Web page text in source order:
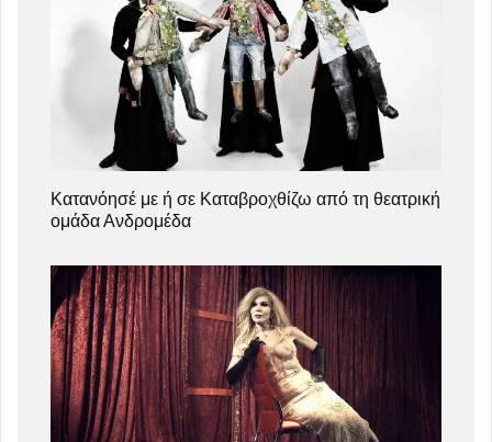
Κατανόησέ με ή σε Καταβροχθίζω από τη θεατρική
ομάδα Ανδρομέδα